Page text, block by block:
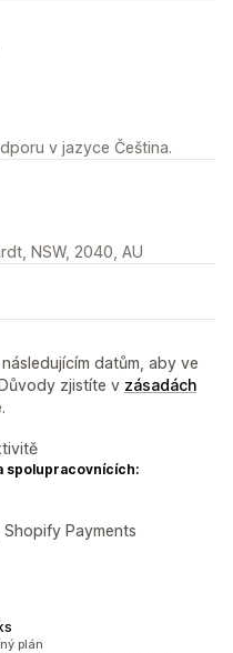
v jazyce Čeština.
NSW, 2040, AU
datům, aby ve
zjistíte v zásadách
spolupracovnících:
Payments
plán